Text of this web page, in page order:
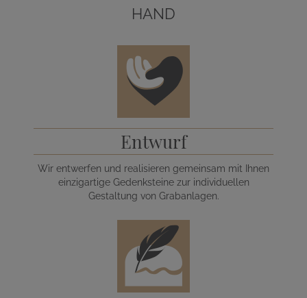
HAND
Entwurf
Wir entwerfen und realisieren gemeinsam mit Ihnen
einzigartige Gedenksteine zur individuellen
Gestaltung von Grabanlagen.